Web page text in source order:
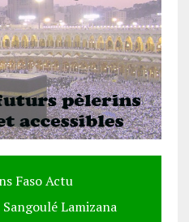
Faso Actu
Lamizana